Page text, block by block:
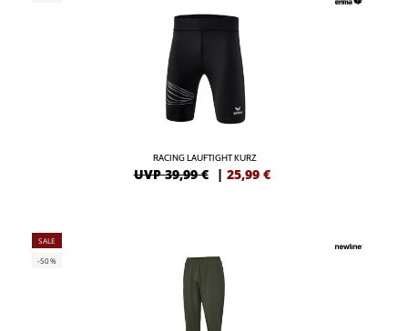
RACING LAUFTIGHT KURZ
UVP 39,99 € | 25,99 €
SALE
-50%